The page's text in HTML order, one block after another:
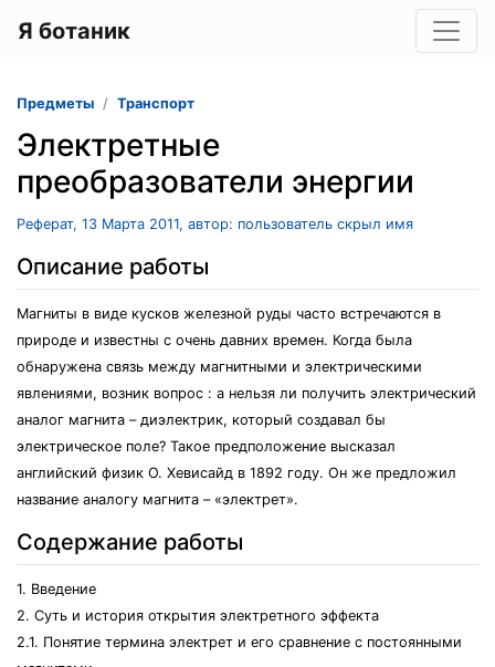
Я ботаник
Предметы Транспорт
Электретные
преобразователи энергии
Реферат, 13 Марта 2011, автор: пользователь скрыл имя
Описание работы
Магниты в виде кусков железной руды часто встречаются в
природе и известны с очень давних времен. Когда была
обнаружена связь между магнитными и электрическими
явлениями, возник вопрос : а нельзя ли получить электрический
аналог магнита – диэлектрик, который создавал бы
электрическое поле? Такое предположение высказал
английский физик О. Хевисайд в 1892 году. Он же предложил
название аналогу магнита – «электрет».
Содержание работы
1. Введение
2. Суть и история открытия электретного эффекта
2.1. Понятие термина электрет и его сравнение с постоянными